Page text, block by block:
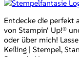
Entdecke die perfekt
von Stampin‘ Up!®
oder über mich!
Keiling | Stempel,